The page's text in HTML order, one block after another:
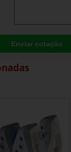
Enviar cotação